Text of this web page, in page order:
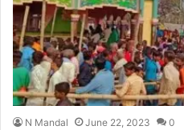
N Mandal June 22, 2023 0